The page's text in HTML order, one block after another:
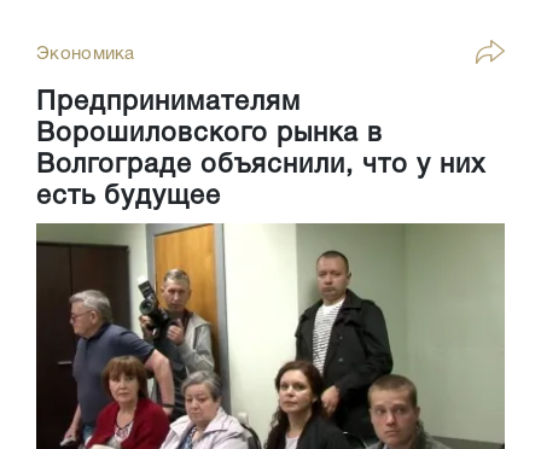
Экономика
Предпринимателям
Ворошиловского рынка в
Волгограде объяснили, что у них
есть будущее